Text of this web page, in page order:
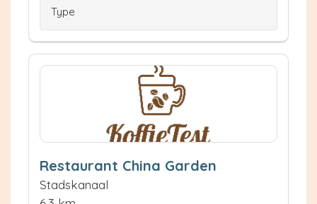
Type
Restaurant China Garden
Stadskanaal